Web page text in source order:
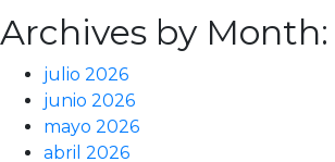
Archives by Month:
julio 2026
junio 2026
mayo 2026
abril 2026